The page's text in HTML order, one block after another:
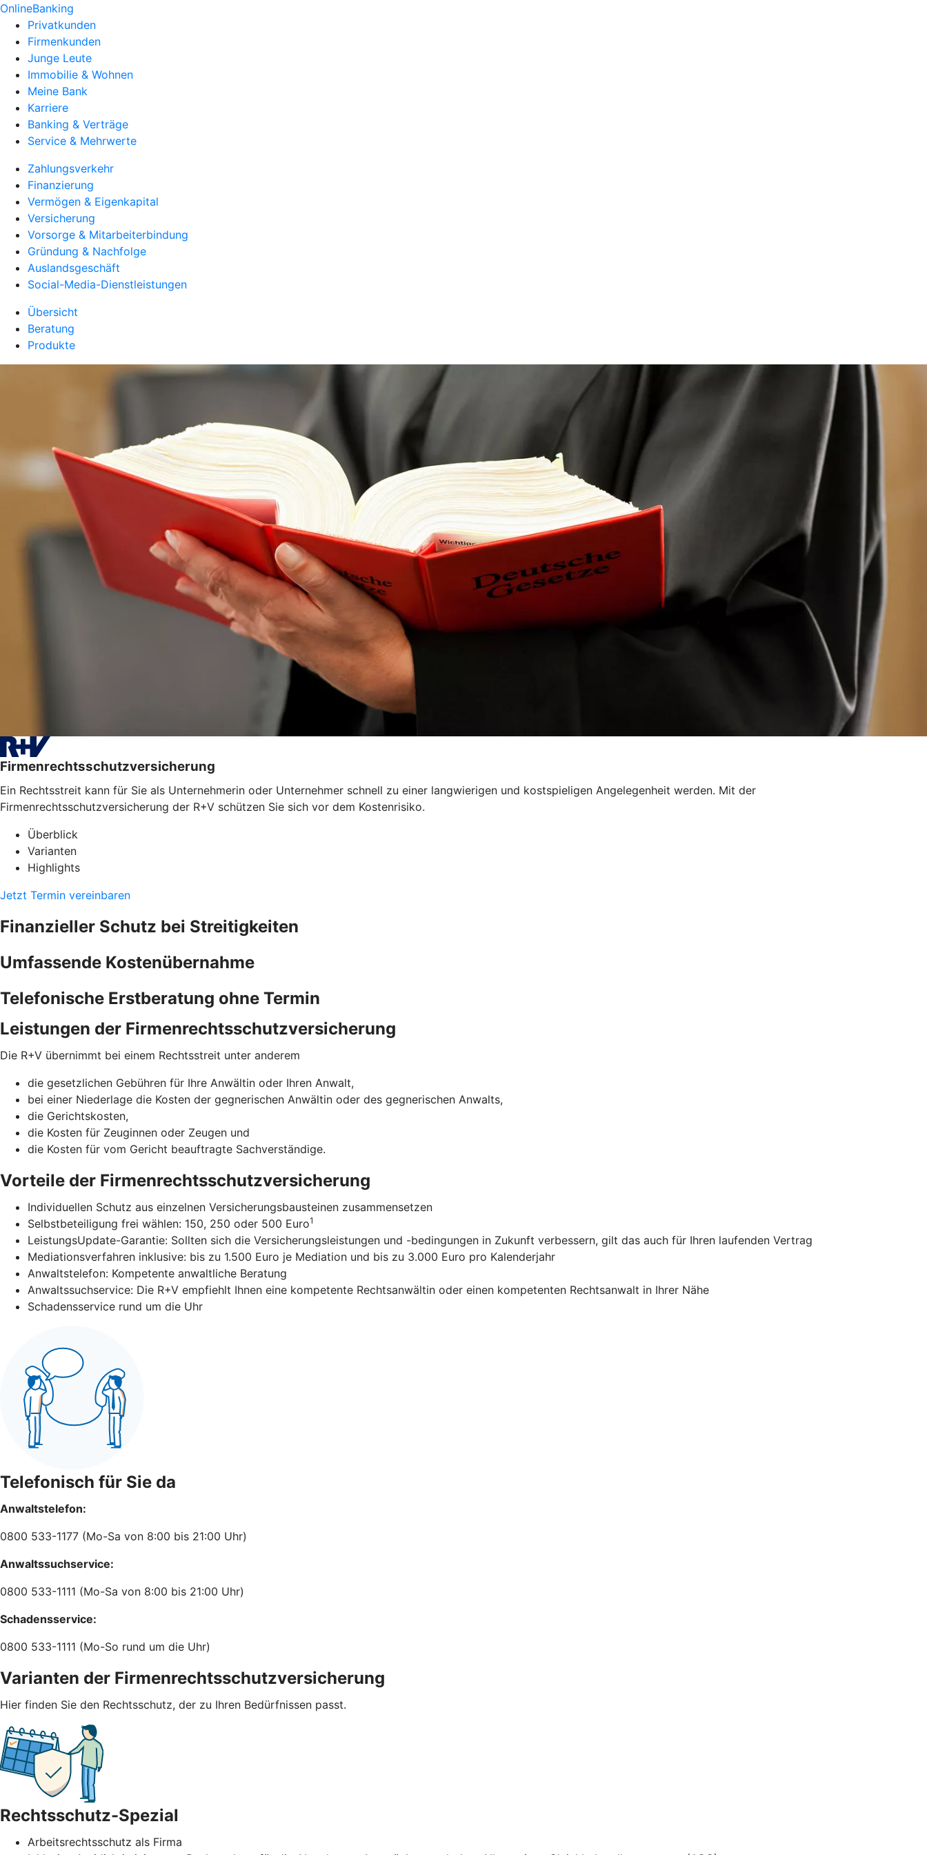
OnlineBanking
Privatkunden
Firmenkunden
Junge Leute
Immobilie & Wohnen
Meine Bank
Karriere
Banking & Verträge
Service & Mehrwerte
Zahlungsverkehr
Finanzierung
Vermögen & Eigenkapital
Versicherung
Vorsorge & Mitarbeiterbindung
Gründung & Nachfolge
Auslandsgeschäft
Social-Media-Dienstleistungen
Übersicht
Beratung
Produkte
Firmenrechtsschutzversicherung
Ein Rechtsstreit kann für Sie als Unternehmerin oder Unternehmer schnell zu einer langwierigen und kostspieligen Angelegenheit werden. Mit der
Firmenrechtsschutzversicherung der R+V schützen Sie sich vor dem Kostenrisiko.
Überblick
Varianten
Highlights
Jetzt Termin vereinbaren
Finanzieller Schutz bei Streitigkeiten
Umfassende Kostenübernahme
Telefonische Erstberatung ohne Termin
Leistungen der Firmenrechtsschutzversicherung
Die R+V übernimmt bei einem Rechtsstreit unter anderem
die gesetzlichen Gebühren für Ihre Anwältin oder Ihren Anwalt,
bei einer Niederlage die Kosten der gegnerischen Anwältin oder des gegnerischen Anwalts,
die Gerichtskosten,
die Kosten für Zeuginnen oder Zeugen und
die Kosten für vom Gericht beauftragte Sachverständige.
Vorteile der Firmenrechtsschutzversicherung
Individuellen Schutz aus einzelnen Versicherungsbausteinen zusammensetzen
Selbstbeteiligung frei wählen: 150, 250 oder 500 Euro1
LeistungsUpdate-Garantie: Sollten sich die Versicherungsleistungen und -bedingungen in Zukunft verbessern, gilt das auch für Ihren laufenden Vertrag
Mediationsverfahren inklusive: bis zu 1.500 Euro je Mediation und bis zu 3.000 Euro pro Kalenderjahr
Anwaltstelefon: Kompetente anwaltliche Beratung
Anwaltssuchservice: Die R+V empfiehlt Ihnen eine kompetente Rechtsanwältin oder einen kompetenten Rechtsanwalt in Ihrer Nähe
Schadensservice rund um die Uhr
Telefonisch für Sie da
Anwaltstelefon:
0800 533-1177 (Mo-Sa von 8:00 bis 21:00 Uhr)
Anwaltssuchservice:
0800 533-1111 (Mo-Sa von 8:00 bis 21:00 Uhr)
Schadensservice:
0800 533-1111 (Mo-So rund um die Uhr)
Varianten der Firmenrechtsschutzversicherung
Hier finden Sie den Rechtsschutz, der zu Ihren Bedürfnissen passt.
Rechtsschutz-Spezial
Arbeitsrechtsschutz als Firma